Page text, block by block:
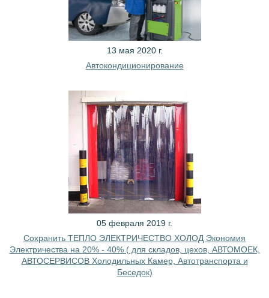
13 мая 2020 г.
Автокондиционирование
05 февраля 2019 г.
Сохранить ТЕПЛО ЭЛЕКТРИЧЕСТВО ХОЛОД Экономия
Электричества на 20% - 40% ( для складов, цехов, АВТОМОЕК,
АВТОСЕРВИСОВ Холодильных Камер, Автотранспорта и
Беседок)